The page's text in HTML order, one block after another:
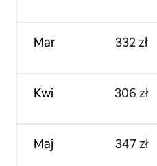
Mar
Kwi
Maj
332 zł
306 zł
347 zł